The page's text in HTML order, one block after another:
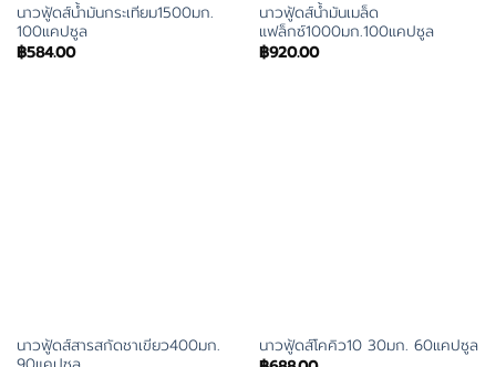
นาวฟู้ดส์น้ำมันกระเทียม1500มก.
100แคปซูล
฿584.00
นาวฟู้ดส์น้ำมันเมล็ด
แฟล็กซ์1000มก.100แคปซูล
฿920.00
นาวฟู้ดส์สารสกัดชาเขียว400มก.
นาวฟู้ดส์โคคิว10 30มก. 60แคปซูล